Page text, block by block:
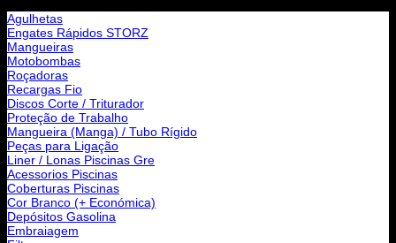
Agulhetas
Engates Rápidos STORZ
Mangueiras
Motobombas
Roçadoras
Recargas Fio
Discos Corte / Triturador
Proteção de Trabalho
Mangueira (Manga) / Tubo Rígido
Peças para Ligação
Liner / Lonas Piscinas Gre
Acessorios Piscinas
Coberturas Piscinas
Cor Branco (+ Económica)
Depósitos Gasolina
Embraiagem